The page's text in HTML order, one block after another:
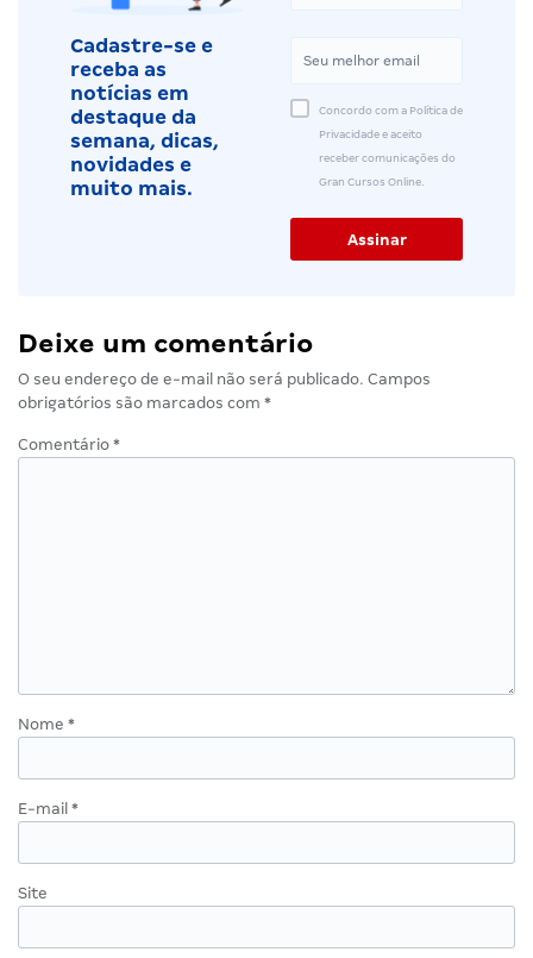
Cadastre-se e
receba as
notícias em
destaque da
semana, dicas,
novidades e
muito mais.
Concordo com a Política de
Privacidade e aceito
receber comunicações do
Gran Cursos Online.
Deixe um comentário
O seu endereço de e-mail não será publicado. Campos
obrigatórios são marcados com *
Comentário *
Nome *
E-mail *
Site